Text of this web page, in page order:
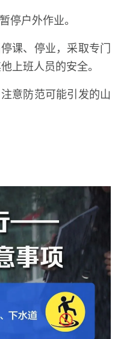
停户外作业。
课、停业，采取专门
上班人员的安全。
意防范可能引发的山